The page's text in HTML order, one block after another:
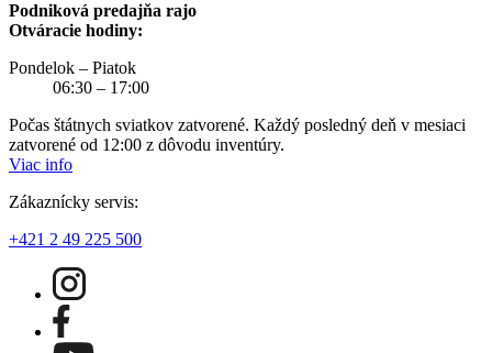
Podniková predajňa rajo
Otváracie hodiny:
Pondelok – Piatok
06:30 – 17:00
Počas štátnych sviatkov zatvorené. Každý posledný deň v mesiaci
zatvorené od 12:00 z dôvodu inventúry.
Viac info
Zákaznícky servis:
+421 2 49 225 500